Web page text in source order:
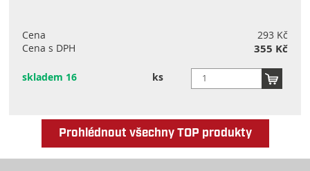
Cena
293 Kč
Cena s DPH
355 Kč
skladem 16 ks
Prohlédnout všechny TOP produkty